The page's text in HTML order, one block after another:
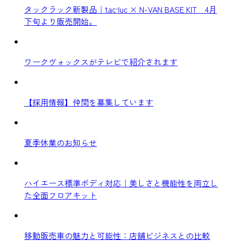
タックラック新製品｜tac·luc × N-VAN BASE KIT 4月
下旬より販売開始。
ワークヴォックスがテレビで紹介されます
【採用情報】仲間を募集しています
夏季休業のお知らせ
ハイエース標準ボディ対応｜美しさと機能性を両立し
た全面フロアキット
移動販売車の魅力と可能性：店舗ビジネスとの比較